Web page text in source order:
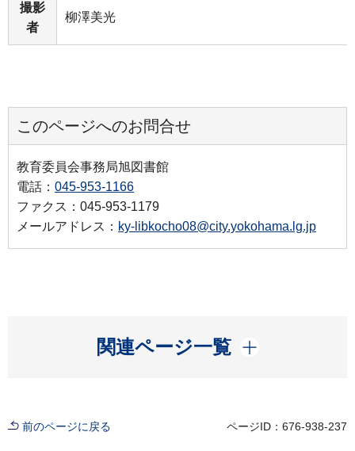
撮影
者
柳澤美光
このページへのお問合せ
教育委員会事務局旭図書館
電話： 045-953-1166
ファクス：045-953-1179
メールアドレス： ky-libkocho08@city.yokohama.lg.jp
関連ページ一覧
開く
前のページに戻る ページID：676-938-237